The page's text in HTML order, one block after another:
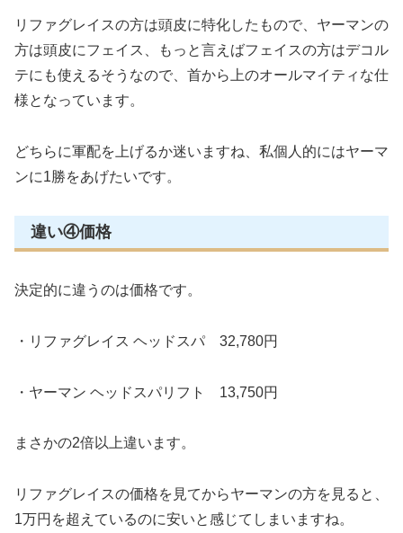
リファグレイスの方は頭皮に特化したもので、ヤーマンの
方は頭皮にフェイス、もっと言えばフェイスの方はデコル
テにも使えるそうなので、首から上のオールマイティな仕
様となっています。
どちらに軍配を上げるか迷いますね、私個人的にはヤーマ
ンに1勝をあげたいです。
違い④価格
決定的に違うのは価格です。
・リファグレイス ヘッドスパ 32,780円
・ヤーマン ヘッドスパリフト 13,750円
まさかの2倍以上違います。
リファグレイスの価格を見てからヤーマンの方を見ると、
1万円を超えているのに安いと感じてしまいますね。